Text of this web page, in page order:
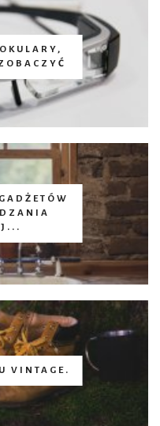
VINTAGE.